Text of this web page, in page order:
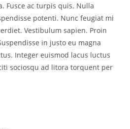
Fusce ac turpis quis. Nulla
potenti. Nunc feugiat mi
Vestibulum sapien. Proin
in justo eu magna
Integer euismod lacus luctus
sociosqu ad litora torquent per